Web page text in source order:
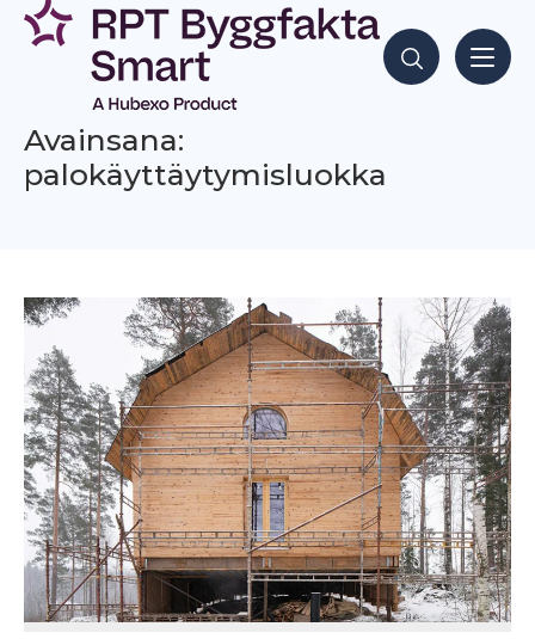
Siirry
sisältöön
Hae sisältöjä
Avainsana:
palokäyttäytymisluokka